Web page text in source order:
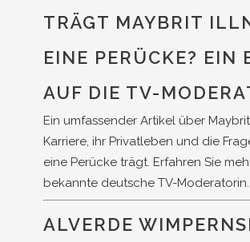
TRÄGT MAYBRIT
EINE PERÜCKE? EIN
AUF DIE TV-
Ein umfassender Artikel über
Karriere, ihr Privatleben und die
eine Perücke trägt. Erfahren Sie
bekannte deutsche TV-Moderatorin.
ALVERDE